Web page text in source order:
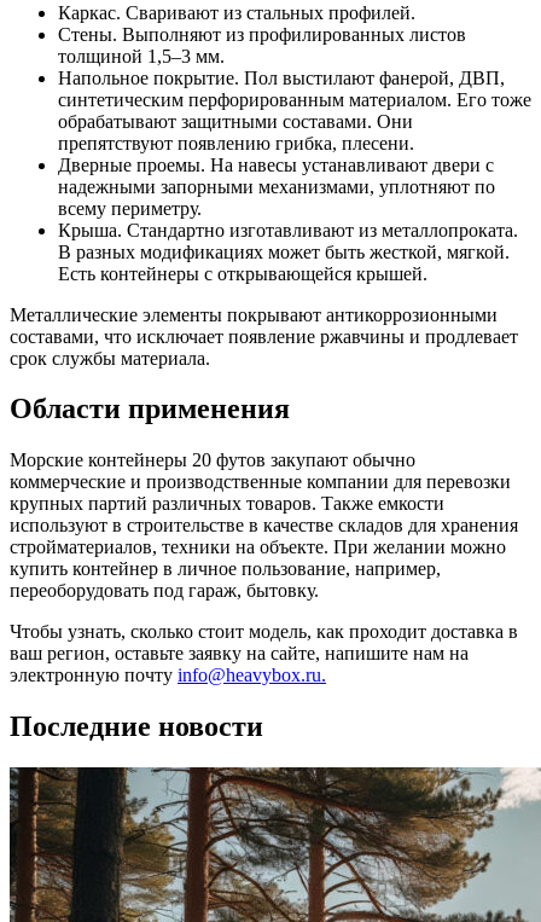
Каркас. Сваривают из стальных профилей.
Стены. Выполняют из профилированных листов
толщиной 1,5–3 мм.
Напольное покрытие. Пол выстилают фанерой, ДВП,
синтетическим перфорированным материалом. Его тоже
обрабатывают защитными составами. Они
препятствуют появлению грибка, плесени.
Дверные проемы. На навесы устанавливают двери с
надежными запорными механизмами, уплотняют по
всему периметру.
Крыша. Стандартно изготавливают из металлопроката.
В разных модификациях может быть жесткой, мягкой.
Есть контейнеры с открывающейся крышей.
Металлические элементы покрывают антикоррозионными
составами, что исключает появление ржавчины и продлевает
срок службы материала.
Области применения
Морские контейнеры 20 футов закупают обычно
коммерческие и производственные компании для перевозки
крупных партий различных товаров. Также емкости
используют в строительстве в качестве складов для хранения
стройматериалов, техники на объекте. При желании можно
купить контейнер в личное пользование, например,
переоборудовать под гараж, бытовку.
Чтобы узнать, сколько стоит модель, как проходит доставка в
ваш регион, оставьте заявку на сайте, напишите нам на
электронную почту info@heavybox.ru.
Последние новости